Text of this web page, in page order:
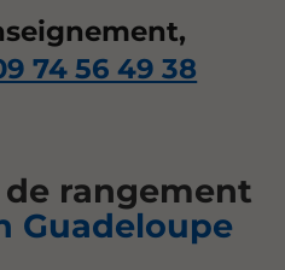
74 56 49 38
rangement
Guadeloupe